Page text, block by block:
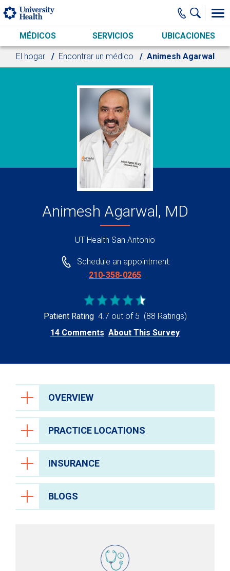
Skip to main content
MÉDICOS SERVICIOS UBICACIONES
El hogar Encontrar un médico Animesh Agarwal
Animesh Agarwal, MD
UT Health San Antonio
Schedule an appointment:
210-358-0265
Patient Rating 4.7 out of 5 (88 Ratings)
14 Comments About This Survey
OVERVIEW
PRACTICE LOCATIONS
INSURANCE
BLOGS